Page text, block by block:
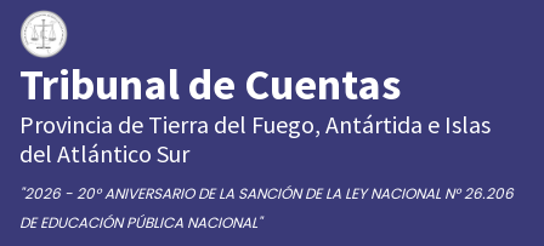
Tribunal de Cuentas
Provincia de Tierra del Fuego, Antártida e Islas
del Atlántico Sur
"2026 - 20° ANIVERSARIO DE LA SANCIÓN DE LA LEY NACIONAL N° 26.206
DE EDUCACIÓN PÚBLICA NACIONAL"